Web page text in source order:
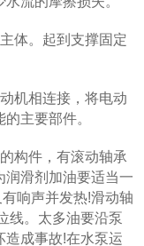
体。起到支撑固定
机相连接，将电动
主要部件。
构件，有滚动轴承
润滑剂加油要适当一
响声并发热!滑动轴
线。太多油要沿泵
造成事故!在水泵运